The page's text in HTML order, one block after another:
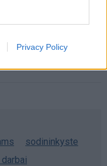
Privacy Policy
rado šį tą
sodininkyste